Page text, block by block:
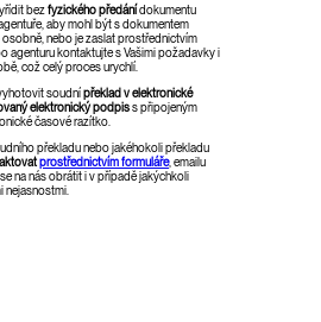
bezfyzického předánídokumentu
aby mohl být s dokumentem
nebo je zaslat prostřednictvím
agenturu kontaktujte s Vašimi požadavky i
což celý proces urychlí.
soudnípřeklad v elektronické
elektronický podpiss připojeným
časové razítko.
překladu nebo jakéhokoli překladu
prostřednictvím formuláře, emailu
na nás obrátit i v případě jakýchkoli
nejasnostmi.